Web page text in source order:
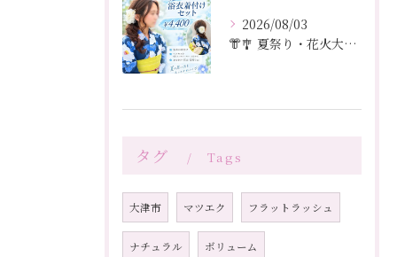
2026/08/03
👘🎐 夏祭り・花火大会・お出かけに 🎐👘
タグ Tags
大津市 マツエク フラットラッシュ
ナチュラル ボリューム